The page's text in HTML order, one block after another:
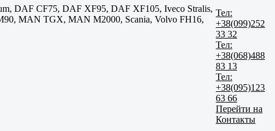
DAF CF75, DAF XF95, DAF XF105, Iveco Stralis,
MAN TGX, MAN M2000, Scania, Volvo FH16,
Тел:
+38(099)252
33 32
Тел:
+38(068)488
83 13
Тел:
+38(095)123
63 66
Перейти на
Контакты